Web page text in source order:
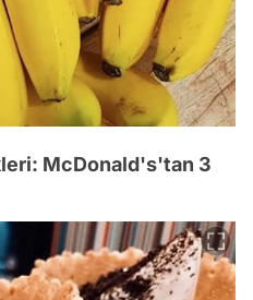
McDonald's'tan 3